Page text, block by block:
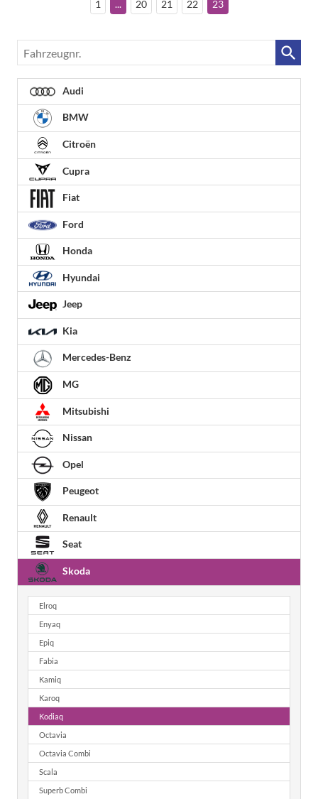
1 ... 20 21 22 23
Fahrzeugnr.
Audi
BMW
Citroën
Cupra
Fiat
Ford
Honda
Hyundai
Jeep
Kia
Mercedes-Benz
MG
Mitsubishi
Nissan
Opel
Peugeot
Renault
Seat
Skoda
Elroq
Enyaq
Epiq
Fabia
Kamiq
Karoq
Kodiaq
Octavia
Octavia Combi
Scala
Superb Combi